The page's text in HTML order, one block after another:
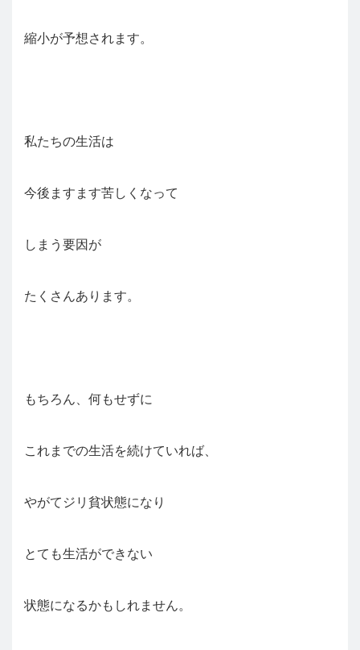
縮小が予想されます。
私たちの生活は
今後ますます苦しくなって
しまう要因が
たくさんあります。
もちろん、何もせずに
これまでの生活を続けていれば、
やがてジリ貧状態になり
とても生活ができない
状態になるかもしれません。